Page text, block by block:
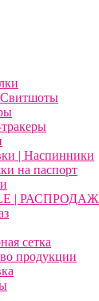
| Наспинники
на паспорт
|
сетка
продукции